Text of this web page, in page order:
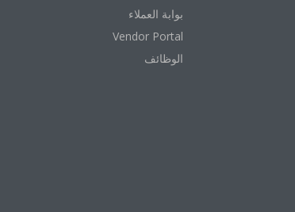
بوابة العملاء
Vendor Portal
الوظائف